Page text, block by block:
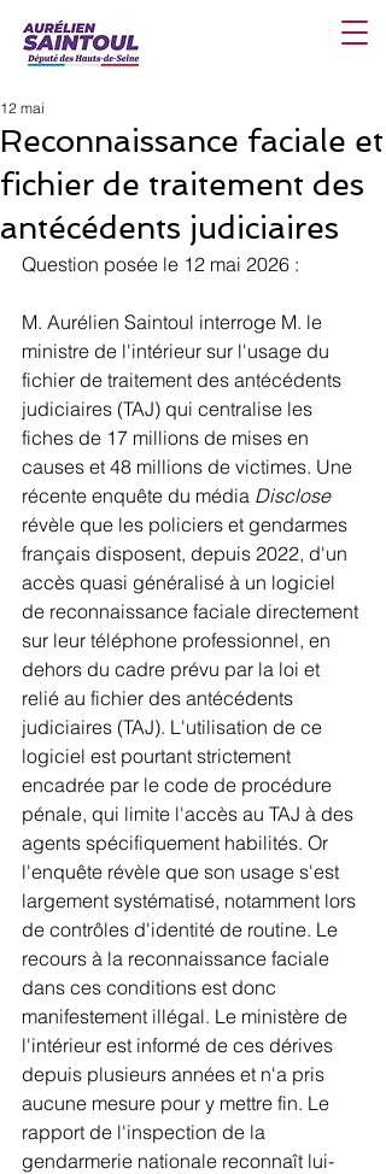
Reconnaissance faciale et
fichier de traitement des
antécédents judiciaires
12 mai
Question posée le 12 mai 2026 :
M. Aurélien Saintoul interroge M. le
ministre de l'intérieur sur l'usage du
fichier de traitement des antécédents
judiciaires (TAJ) qui centralise les
fiches de 17 millions de mises en
causes et 48 millions de victimes. Une
récente enquête du média Disclose
révèle que les policiers et gendarmes
français disposent, depuis 2022, d'un
accès quasi généralisé à un logiciel
de reconnaissance faciale directement
sur leur téléphone professionnel, en
dehors du cadre prévu par la loi et
relié au fichier des antécédents
judiciaires (TAJ). L'utilisation de ce
logiciel est pourtant strictement
encadrée par le code de procédure
pénale, qui limite l'accès au TAJ à des
agents spécifiquement habilités. Or
l'enquête révèle que son usage s'est
largement systématisé, notamment lors
de contrôles d'identité de routine. Le
recours à la reconnaissance faciale
dans ces conditions est donc
manifestement illégal. Le ministère de
l'intérieur est informé de ces dérives
depuis plusieurs années et n'a pris
aucune mesure pour y mettre fin. Le
rapport de l'inspection de la
gendarmerie nationale reconnaît lui-